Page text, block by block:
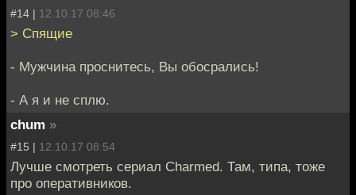
#14 | 12.10.17 08:46
> Спящие
- Мужчина проснитесь, Вы обосрались!
- А я и не сплю.
chum »
#15 | 12.10.17 08:54
Лучше смотреть сериал Charmed. Там, типа, тоже
про оперативников.